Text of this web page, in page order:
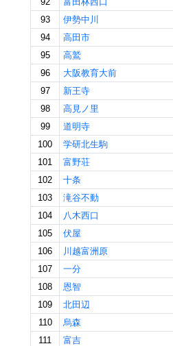
93
伊勢中川
94
高田市
95
高鷲
96
大阪教育大前
97
新王寺
98
高見ノ里
99
道明寺
100
学研北生駒
101
富野荘
102
十条
103
滝谷不動
104
八木西口
105
伏屋
106
川越富洲原
107
一分
108
恩智
109
北田辺
110
烏森
111
富吉